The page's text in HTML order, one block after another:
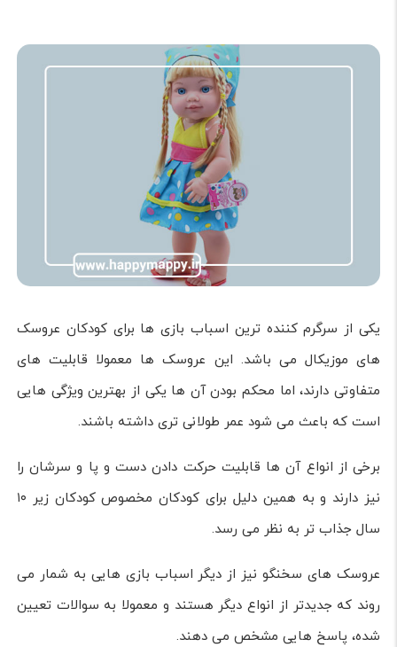
یکی از سرگرم کننده ترین اسباب بازی ها برای کودکان عروسک
های موزیکال می باشد. این عروسک ها معمولا قابلیت های
متفاوتی دارند، اما محکم بودن آن ها یکی از بهترین ویژگی هایی
است که باعث می شود عمر طولانی تری داشته باشند.
برخی از انواع آن ها قابلیت حرکت دادن دست و پا و سرشان را
نیز دارند و به همین دلیل برای کودکان مخصوص کودکان زیر ۱۰
سال جذاب تر به نظر می رسد.
عروسک های سخنگو نیز از دیگر اسباب بازی هایی به شمار می
روند که جدیدتر از انواع دیگر هستند و معمولا به سوالات تعیین
شده، پاسخ هایی مشخص می دهند.